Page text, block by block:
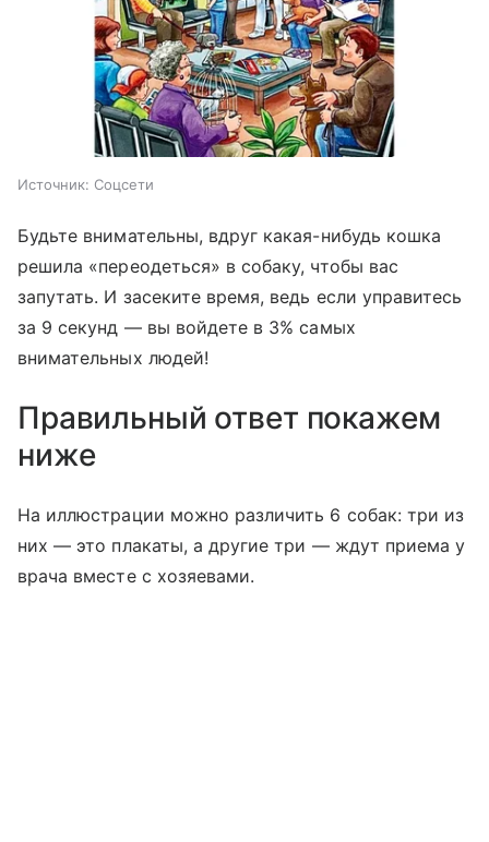
Источник: Соцсети
Будьте внимательны, вдруг какая-нибудь кошка
решила «переодеться» в собаку, чтобы вас
запутать. И засеките время, ведь если управитесь
за 9 секунд — вы войдете в 3% самых
внимательных людей!
Правильный ответ покажем
ниже
На иллюстрации можно различить 6 собак: три из
них — это плакаты, а другие три — ждут приема у
врача вместе с хозяевами.